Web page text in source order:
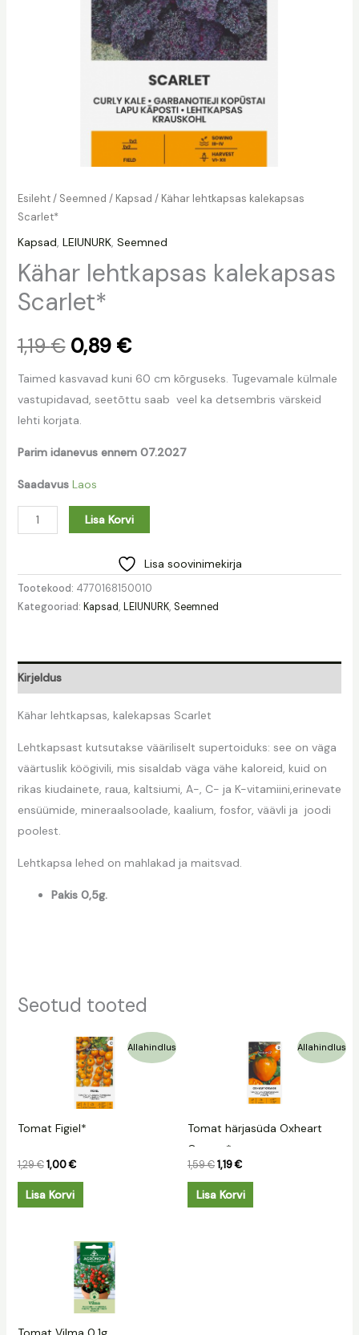
Esileht/ Seemned / Kapsad / Kähar lehtkapsas kalekapsas
Scarlet*
Kapsad, LEIUNURK, Seemned
Kähar lehtkapsas kalekapsas
Scarlet*
1,19€ 0,89 €
Taimed kasvavad kuni 60 cm kõrguseks. Tugevamale külmale
vastupidavad, seetõttu saab veel ka detsembris värskeid
lehti korjata.
Parim idanevus ennem 07.2027
Saadavus Laos
Lisa Korvi
Lisa soovinimekirja
Tootekood: 4770168150010
Kategooriad: Kapsad, LEIUNURK, Seemned
Kirjeldus
Kähar lehtkapsas, kalekapsas Scarlet
Lehtkapsast kutsutakse vääriliselt supertoiduks: see on väga
väärtuslik köögivili, mis sisaldab väga vähe kaloreid, kuid on
rikas kiudainete, raua, kaltsiumi, A-, C- ja K-vitamiini,erinevate
ensüümide, mineraalsoolade, kaalium, fosfor, väävli ja joodi
poolest.
Lehtkapsa lehed on mahlakad ja maitsvad.
Pakis 0,5g.
Seotud tooted
Allahindlus
Tomat Figiel*
1,29€ 1,00€
Praegune
hind
on:
1,00 €.
Lisa Korvi
Allahindlus
Tomat härjasüda Oxheart
Orange*
1,59€1,19€
Praegune
hind
on:
1,19 €.
Lisa Korvi